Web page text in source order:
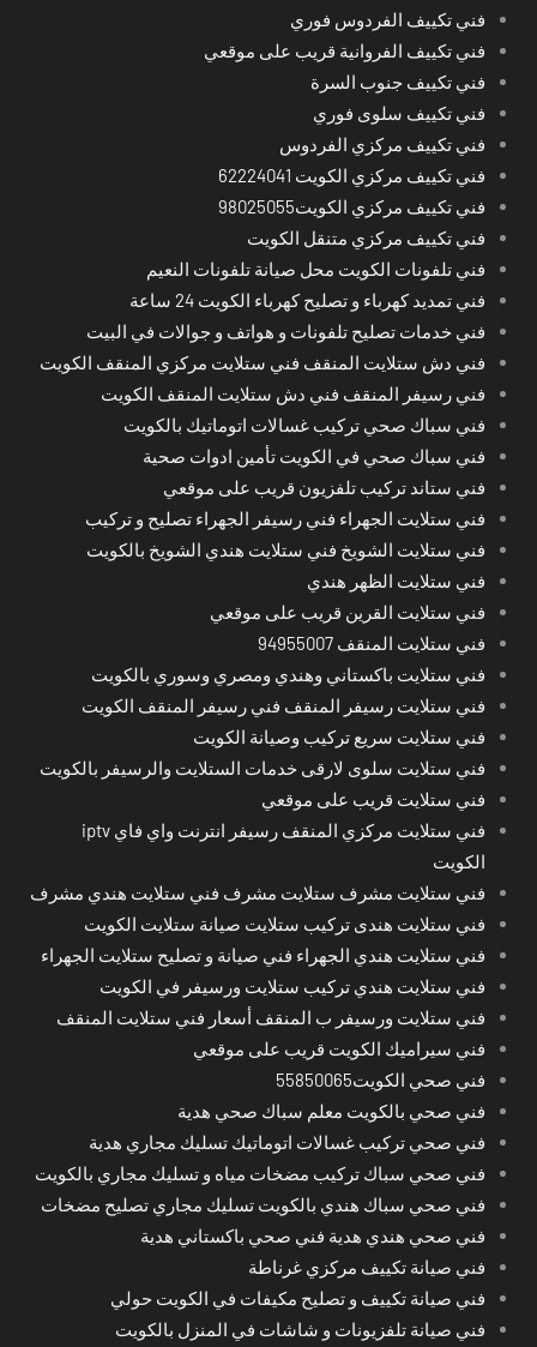
فني تكييف الفردوس فوري
فني تكييف الفروانية قريب على موقعي
فني تكييف جنوب السرة
فني تكييف سلوى فوري
فني تكييف مركزي الفردوس
فني تكييف مركزي الكويت 62224041
فني تكييف مركزي الكويت98025055
فني تكييف مركزي متنقل الكويت
فني تلفونات الكويت محل صيانة تلفونات النعيم
فني تمديد كهرباء و تصليح كهرباء الكويت 24 ساعة
فني خدمات تصليح تلفونات و هواتف و جوالات في البيت
فني دش ستلايت المنقف فني ستلايت مركزي المنقف الكويت
فني رسيفر المنقف فني دش ستلايت المنقف الكويت
فني سباك صحي تركيب غسالات اتوماتيك بالكويت
فني سباك صحي في الكويت تأمين ادوات صحية
فني ستاند تركيب تلفزيون قريب على موقعي
فني ستلايت الجهراء فني رسيفر الجهراء تصليح و تركيب
فني ستلايت الشويخ فني ستلايت هندي الشويخ بالكويت
فني ستلايت الظهر هندي
فني ستلايت القرين قريب على موقعي
فني ستلايت المنقف 94955007
فني ستلايت باكستاني وهندي ومصري وسوري بالكويت
فني ستلايت رسيفر المنقف فني رسيفر المنقف الكويت
فني ستلايت سريع تركيب وصيانة الكويت
فني ستلايت سلوى لارقى خدمات الستلايت والرسيفر بالكويت
فني ستلايت قريب على موقعي
فني ستلايت مركزي المنقف رسيفر انترنت واي فاي iptv
الكويت
فني ستلايت مشرف ستلايت مشرف فني ستلايت هندي مشرف
فني ستلايت هندى تركيب ستلايت صيانة ستلايت الكويت
فني ستلايت هندي الجهراء فني صيانة و تصليح ستلايت الجهراء
فني ستلايت هندي تركيب ستلايت ورسيفر في الكويت
فني ستلايت ورسيفر ب المنقف أسعار فني ستلايت المنقف
فني سيراميك الكويت قريب على موقعي
فني صحي الكويت55850065
فني صحي بالكويت معلم سباك صحي هدية
فني صحي تركيب غسالات اتوماتيك تسليك مجاري هدية
فني صحي سباك تركيب مضخات مياه و تسليك مجاري بالكويت
فني صحي سباك هندي بالكويت تسليك مجاري تصليح مضخات
فني صحي هندي هدية فني صحي باكستاني هدية
فني صيانة تكييف مركزي غرناطة
فني صيانة تكييف و تصليح مكيفات في الكويت حولي
فني صيانة تلفزيونات و شاشات في المنزل بالكويت